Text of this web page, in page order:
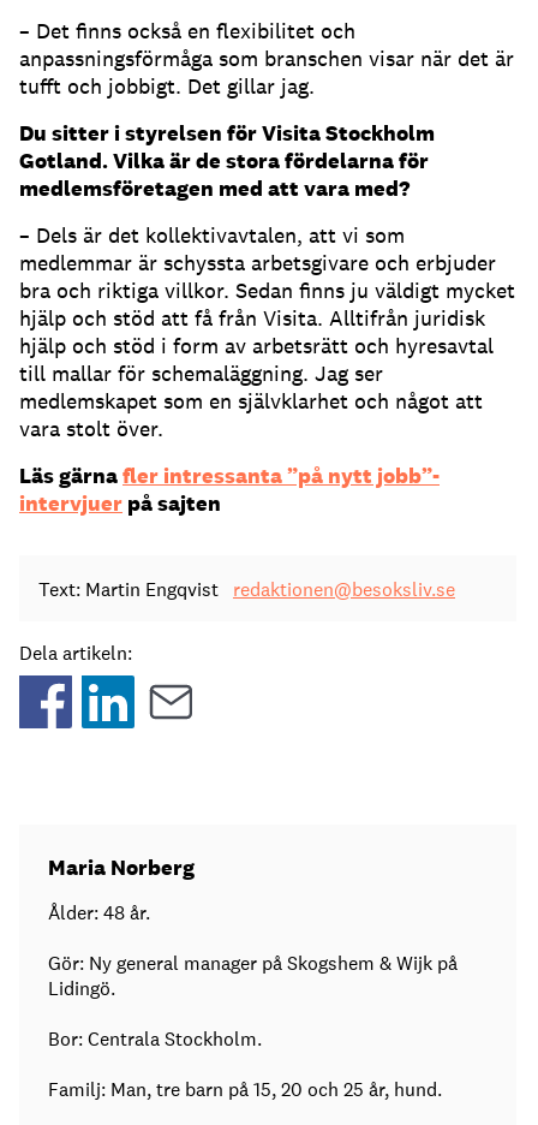
– Det finns också en flexibilitet och
anpassningsförmåga som branschen visar när det är
tufft och jobbigt. Det gillar jag.
Du sitter i styrelsen för Visita Stockholm
Gotland. Vilka är de stora fördelarna för
medlemsföretagen med att vara med?
– Dels är det kollektivavtalen, att vi som
medlemmar är schyssta arbetsgivare och erbjuder
bra och riktiga villkor. Sedan finns ju väldigt mycket
hjälp och stöd att få från Visita. Alltifrån juridisk
hjälp och stöd i form av arbetsrätt och hyresavtal
till mallar för schemaläggning. Jag ser
medlemskapet som en självklarhet och något att
vara stolt över.
Läs gärnafler intressanta ”på nytt jobb”-
intervjuer på sajten
Text: Martin Engqvist redaktionen@besoksliv.se
Dela artikeln:
Maria Norberg
Ålder: 48 år.
Gör: Ny general manager på Skogshem & Wijk på
Lidingö.
Bor: Centrala Stockholm.
Familj: Man, tre barn på 15, 20 och 25 år, hund.